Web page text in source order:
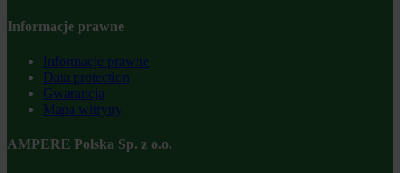
Informacje prawne
Informacje prawne
Data protection
Gwarancja
Mapa witryny
AMPERE Polska Sp. z o.o.